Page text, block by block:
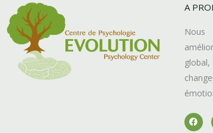
A
Nous
F
a